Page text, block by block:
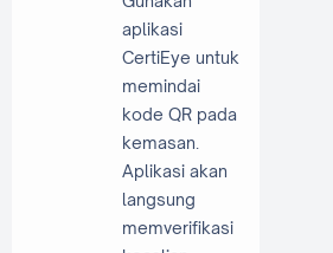
aplikasi
CertiEye untuk
memindai
kode QR pada
kemasan.
Aplikasi akan
langsung
memverifikasi